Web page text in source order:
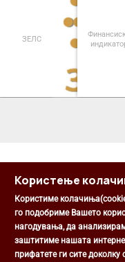
ЗЕЛС
Користење
Користиме
го подобриме Вашето
нагодувања, да
заштитиме нашата
прифатете ги сите доколку